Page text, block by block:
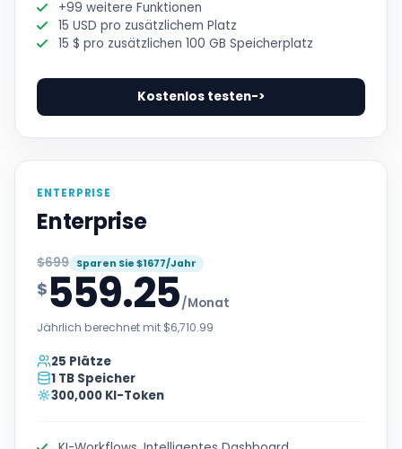
+99 weitere Funktionen
15 USD pro zusätzlichem Platz
15 $ pro zusätzlichen 100 GB Speicherplatz
Kostenlos testen->
ENTERPRISE
Enterprise
$699 Sparen Sie $1677/Jahr
$559.25/Monat
Jährlich berechnet mit $6,710.99
25 Plätze
1 TB Speicher
300,000 KI-Token